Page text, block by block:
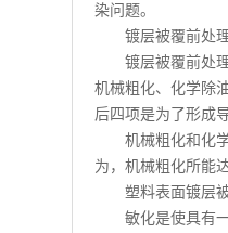
染问题。
镀层被覆前处
镀层被覆前处理
机械粗化、化学除
后四项是为了形成
机械粗化和化学
为，机械粗化所能
塑料表面镀层被
敏化是使具有一